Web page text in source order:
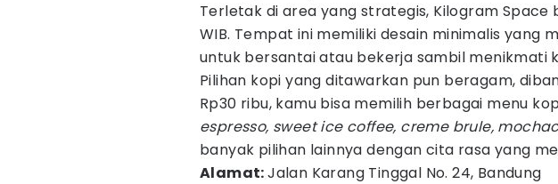
Terletak di area yang strategis, Kilogram Space
WIB. Tempat ini memiliki desain minimalis yang
untuk bersantai atau bekerja sambil menikmati
Pilihan kopi yang ditawarkan pun beragam,
Rp30 ribu, kamu bisa memilih berbagai menu
espresso, sweet ice coffee, creme brule,
banyak pilihan lainnya dengan cita rasa yang
Alamat:Jalan Karang Tinggal No. 24, Bandung